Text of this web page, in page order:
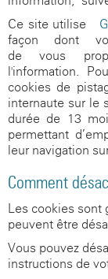
Ce site utilise
façon dont
de vous
l'information.
cookies de
internaute sur le
durée de 13
permettant
leur navigation
Comment
Les cookies sont
peuvent être
Vous pouvez
instructions de